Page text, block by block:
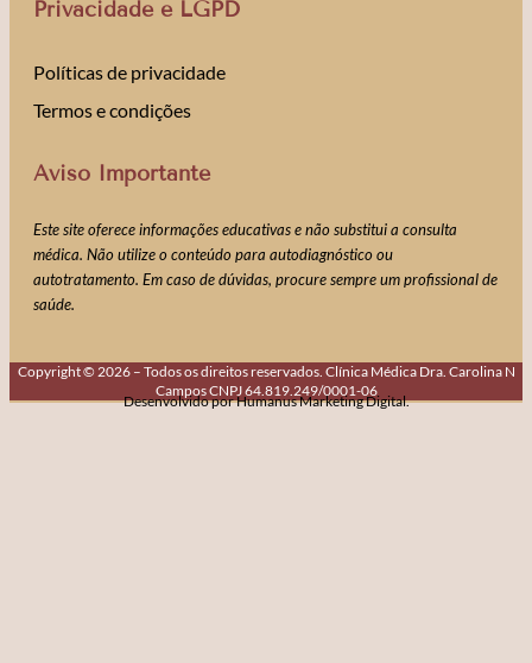
Privacidade e LGPD
Políticas de privacidade
Termos e condições
Aviso Importante
Este site oferece informações educativas e não substitui a consulta
médica. Não utilize o conteúdo para autodiagnóstico ou
autotratamento. Em caso de dúvidas, procure sempre um profissional de
saúde.
Copyright © 2026 – Todos os direitos reservados. Clínica Médica Dra. Carolina N
Campos CNPJ 64.819.249/0001-06
Desenvolvido por Humanus Marketing Digital.